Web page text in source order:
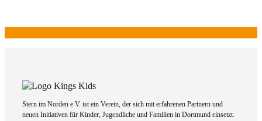
Stern im Norden e.V. ist ein Verein, der sich mit erfahrenen Partnern und
neuen Initiativen für Kinder, Jugendliche und Familien in Dortmund einsetzt.